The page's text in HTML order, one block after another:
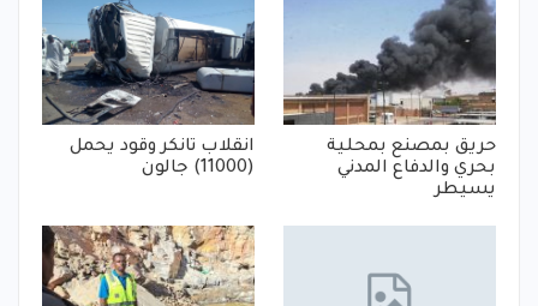
حريق بمصنع بمحلية
بحري والدفاع المدني
يسيطر
انقلاب تانكر وقود يحمل
(11000) جالون